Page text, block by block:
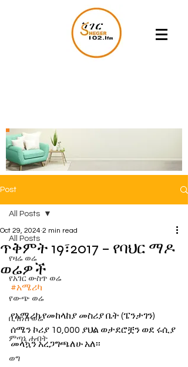
Post
All Posts
የዛሬ ወሬ
የአገር ውስጥ ወሬ
የውጭ ወሬ
ቢዝነስ ወሬ
ምጣኔ ሐብት
ወግ
All Posts
ጥቅምት 19፣2017 – የባህር ማዶ
ወሬዎች
Oct 29, 2024 2 min read
#አሜሪካ
የአሜሪካ የመከላከያ መስሪያ ቤት (ፔንታገን)
ሰሜን ኮሪያ 10,000 ያህል ወታደሮቿን ወደ ሩሲያ
መላኳን አረጋግጫለሁ አለ፡፡